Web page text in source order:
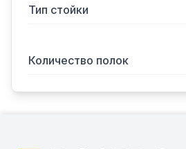
Тип стойки
Количество полок